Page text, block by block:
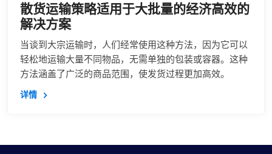
散货运输策略适用于大批量的经济高效的
解决方案
当谈到大宗运输时，人们经常使用这种方法，因为它可以
轻松地运输大量不同物品，无需单独的包装或容器。这种
方法涵盖了广泛的商品范围，使发货过程更加高效。
详情